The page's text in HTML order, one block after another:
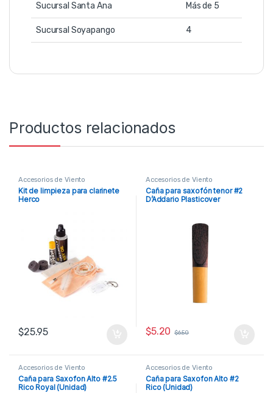
Sucursal Santa Ana Más de 5
Sucursal Soyapango 4
Productos relacionados
Accesorios de Viento
Kit de limpieza para clarinete
Herco
$25.95
Accesorios de Viento
Caña para saxofón tenor #2
D’Addario Plasticover
$5.20 $6.50
Accesorios de Viento
Caña para Saxofon Alto #2.5
Rico Royal (Unidad)
Accesorios de Viento
Caña para Saxofon Alto #2
Rico (Unidad)